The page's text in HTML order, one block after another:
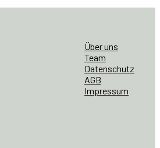
Über uns
Team
Datenschutz
AGB
Impressum